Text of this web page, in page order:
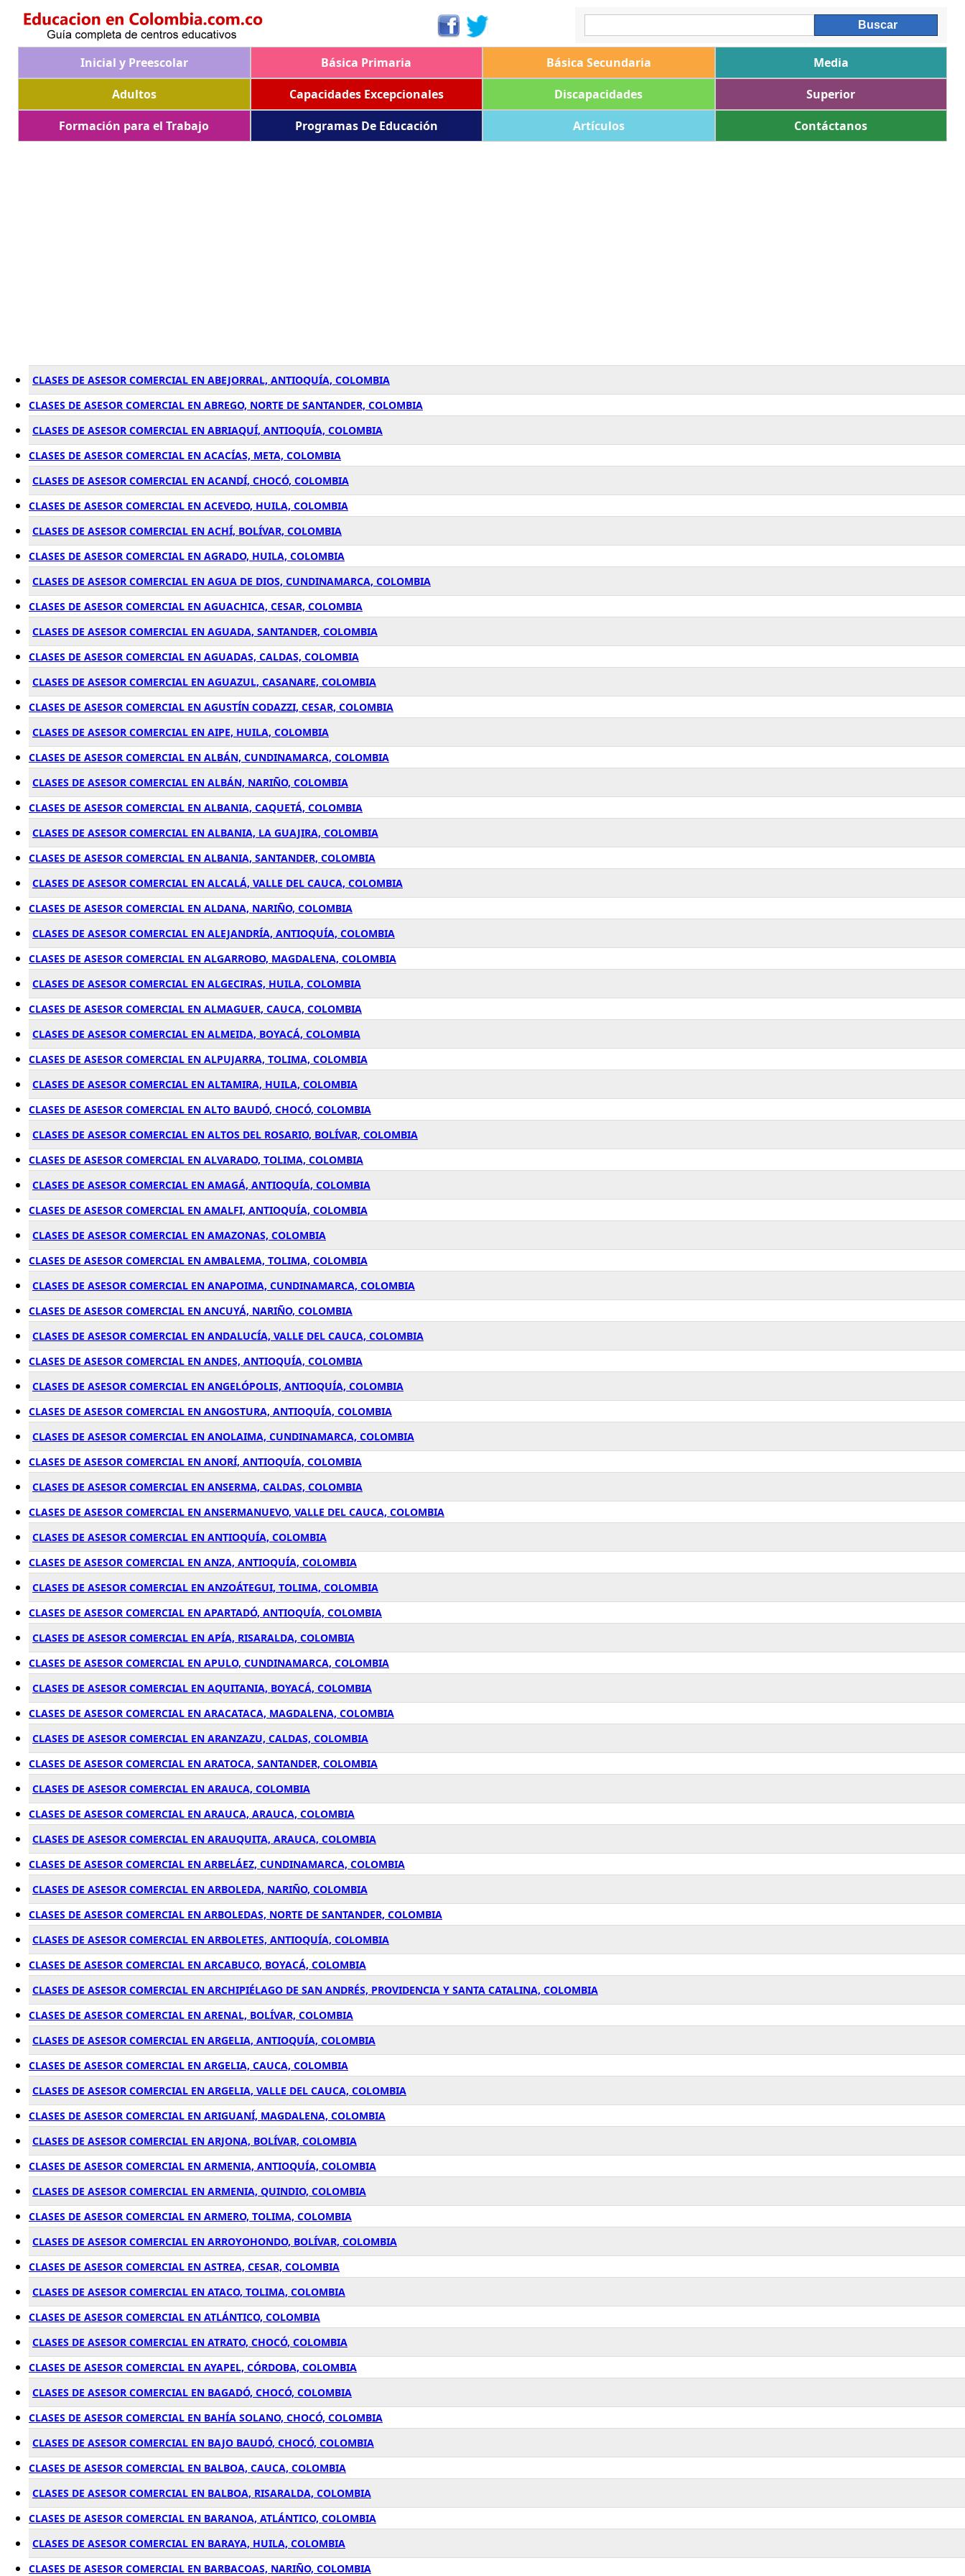
Inicial y Preescolar Básica Primaria Básica Secundaria
Media
Adultos
Capacidades Excepcionales Discapacidades
Superior
Formación para el Trabajo
Programas De Educación Artículos Contáctanos
CLASES DE ASESOR COMERCIAL EN ABEJORRAL, ANTIOQUÍA, COLOMBIA
CLASES DE ASESOR COMERCIAL EN ABREGO, NORTE DE SANTANDER, COLOMBIA
CLASES DE ASESOR COMERCIAL EN ABRIAQUÍ, ANTIOQUÍA, COLOMBIA
CLASES DE ASESOR COMERCIAL EN ACACÍAS, META, COLOMBIA
CLASES DE ASESOR COMERCIAL EN ACANDÍ, CHOCÓ, COLOMBIA
CLASES DE ASESOR COMERCIAL EN ACEVEDO, HUILA, COLOMBIA
CLASES DE ASESOR COMERCIAL EN ACHÍ, BOLÍVAR, COLOMBIA
CLASES DE ASESOR COMERCIAL EN AGRADO, HUILA, COLOMBIA
CLASES DE ASESOR COMERCIAL EN AGUA DE DIOS, CUNDINAMARCA, COLOMBIA
CLASES DE ASESOR COMERCIAL EN AGUACHICA, CESAR, COLOMBIA
CLASES DE ASESOR COMERCIAL EN AGUADA, SANTANDER, COLOMBIA
CLASES DE ASESOR COMERCIAL EN AGUADAS, CALDAS, COLOMBIA
CLASES DE ASESOR COMERCIAL EN AGUAZUL, CASANARE, COLOMBIA
CLASES DE ASESOR COMERCIAL EN AGUSTÍN CODAZZI, CESAR, COLOMBIA
CLASES DE ASESOR COMERCIAL EN AIPE, HUILA, COLOMBIA
CLASES DE ASESOR COMERCIAL EN ALBÁN, CUNDINAMARCA, COLOMBIA
CLASES DE ASESOR COMERCIAL EN ALBÁN, NARIÑO, COLOMBIA
CLASES DE ASESOR COMERCIAL EN ALBANIA, CAQUETÁ, COLOMBIA
CLASES DE ASESOR COMERCIAL EN ALBANIA, LA GUAJIRA, COLOMBIA
CLASES DE ASESOR COMERCIAL EN ALBANIA, SANTANDER, COLOMBIA
CLASES DE ASESOR COMERCIAL EN ALCALÁ, VALLE DEL CAUCA, COLOMBIA
CLASES DE ASESOR COMERCIAL EN ALDANA, NARIÑO, COLOMBIA
CLASES DE ASESOR COMERCIAL EN ALEJANDRÍA, ANTIOQUÍA, COLOMBIA
CLASES DE ASESOR COMERCIAL EN ALGARROBO, MAGDALENA, COLOMBIA
CLASES DE ASESOR COMERCIAL EN ALGECIRAS, HUILA, COLOMBIA
CLASES DE ASESOR COMERCIAL EN ALMAGUER, CAUCA, COLOMBIA
CLASES DE ASESOR COMERCIAL EN ALMEIDA, BOYACÁ, COLOMBIA
CLASES DE ASESOR COMERCIAL EN ALPUJARRA, TOLIMA, COLOMBIA
CLASES DE ASESOR COMERCIAL EN ALTAMIRA, HUILA, COLOMBIA
CLASES DE ASESOR COMERCIAL EN ALTO BAUDÓ, CHOCÓ, COLOMBIA
CLASES DE ASESOR COMERCIAL EN ALTOS DEL ROSARIO, BOLÍVAR, COLOMBIA
CLASES DE ASESOR COMERCIAL EN ALVARADO, TOLIMA, COLOMBIA
CLASES DE ASESOR COMERCIAL EN AMAGÁ, ANTIOQUÍA, COLOMBIA
CLASES DE ASESOR COMERCIAL EN AMALFI, ANTIOQUÍA, COLOMBIA
CLASES DE ASESOR COMERCIAL EN AMAZONAS, COLOMBIA
CLASES DE ASESOR COMERCIAL EN AMBALEMA, TOLIMA, COLOMBIA
CLASES DE ASESOR COMERCIAL EN ANAPOIMA, CUNDINAMARCA, COLOMBIA
CLASES DE ASESOR COMERCIAL EN ANCUYÁ, NARIÑO, COLOMBIA
CLASES DE ASESOR COMERCIAL EN ANDALUCÍA, VALLE DEL CAUCA, COLOMBIA
CLASES DE ASESOR COMERCIAL EN ANDES, ANTIOQUÍA, COLOMBIA
CLASES DE ASESOR COMERCIAL EN ANGELÓPOLIS, ANTIOQUÍA, COLOMBIA
CLASES DE ASESOR COMERCIAL EN ANGOSTURA, ANTIOQUÍA, COLOMBIA
CLASES DE ASESOR COMERCIAL EN ANOLAIMA, CUNDINAMARCA, COLOMBIA
CLASES DE ASESOR COMERCIAL EN ANORÍ, ANTIOQUÍA, COLOMBIA
CLASES DE ASESOR COMERCIAL EN ANSERMA, CALDAS, COLOMBIA
CLASES DE ASESOR COMERCIAL EN ANSERMANUEVO, VALLE DEL CAUCA, COLOMBIA
CLASES DE ASESOR COMERCIAL EN ANTIOQUÍA, COLOMBIA
CLASES DE ASESOR COMERCIAL EN ANZA, ANTIOQUÍA, COLOMBIA
CLASES DE ASESOR COMERCIAL EN ANZOÁTEGUI, TOLIMA, COLOMBIA
CLASES DE ASESOR COMERCIAL EN APARTADÓ, ANTIOQUÍA, COLOMBIA
CLASES DE ASESOR COMERCIAL EN APÍA, RISARALDA, COLOMBIA
CLASES DE ASESOR COMERCIAL EN APULO, CUNDINAMARCA, COLOMBIA
CLASES DE ASESOR COMERCIAL EN AQUITANIA, BOYACÁ, COLOMBIA
CLASES DE ASESOR COMERCIAL EN ARACATACA, MAGDALENA, COLOMBIA
CLASES DE ASESOR COMERCIAL EN ARANZAZU, CALDAS, COLOMBIA
CLASES DE ASESOR COMERCIAL EN ARATOCA, SANTANDER, COLOMBIA
CLASES DE ASESOR COMERCIAL EN ARAUCA, COLOMBIA
CLASES DE ASESOR COMERCIAL EN ARAUCA, ARAUCA, COLOMBIA
CLASES DE ASESOR COMERCIAL EN ARAUQUITA, ARAUCA, COLOMBIA
CLASES DE ASESOR COMERCIAL EN ARBELÁEZ, CUNDINAMARCA, COLOMBIA
CLASES DE ASESOR COMERCIAL EN ARBOLEDA, NARIÑO, COLOMBIA
CLASES DE ASESOR COMERCIAL EN ARBOLEDAS, NORTE DE SANTANDER, COLOMBIA
CLASES DE ASESOR COMERCIAL EN ARBOLETES, ANTIOQUÍA, COLOMBIA
CLASES DE ASESOR COMERCIAL EN ARCABUCO, BOYACÁ, COLOMBIA
CLASES DE ASESOR COMERCIAL EN ARCHIPIÉLAGO DE SAN ANDRÉS, PROVIDENCIA Y SANTA CATALINA, COLOMBIA
CLASES DE ASESOR COMERCIAL EN ARENAL, BOLÍVAR, COLOMBIA
CLASES DE ASESOR COMERCIAL EN ARGELIA, ANTIOQUÍA, COLOMBIA
CLASES DE ASESOR COMERCIAL EN ARGELIA, CAUCA, COLOMBIA
CLASES DE ASESOR COMERCIAL EN ARGELIA, VALLE DEL CAUCA, COLOMBIA
CLASES DE ASESOR COMERCIAL EN ARIGUANÍ, MAGDALENA, COLOMBIA
CLASES DE ASESOR COMERCIAL EN ARJONA, BOLÍVAR, COLOMBIA
CLASES DE ASESOR COMERCIAL EN ARMENIA, ANTIOQUÍA, COLOMBIA
CLASES DE ASESOR COMERCIAL EN ARMENIA, QUINDIO, COLOMBIA
CLASES DE ASESOR COMERCIAL EN ARMERO, TOLIMA, COLOMBIA
CLASES DE ASESOR COMERCIAL EN ARROYOHONDO, BOLÍVAR, COLOMBIA
CLASES DE ASESOR COMERCIAL EN ASTREA, CESAR, COLOMBIA
CLASES DE ASESOR COMERCIAL EN ATACO, TOLIMA, COLOMBIA
CLASES DE ASESOR COMERCIAL EN ATLÁNTICO, COLOMBIA
CLASES DE ASESOR COMERCIAL EN ATRATO, CHOCÓ, COLOMBIA
CLASES DE ASESOR COMERCIAL EN AYAPEL, CÓRDOBA, COLOMBIA
CLASES DE ASESOR COMERCIAL EN BAGADÓ, CHOCÓ, COLOMBIA
CLASES DE ASESOR COMERCIAL EN BAHÍA SOLANO, CHOCÓ, COLOMBIA
CLASES DE ASESOR COMERCIAL EN BAJO BAUDÓ, CHOCÓ, COLOMBIA
CLASES DE ASESOR COMERCIAL EN BALBOA, CAUCA, COLOMBIA
CLASES DE ASESOR COMERCIAL EN BALBOA, RISARALDA, COLOMBIA
CLASES DE ASESOR COMERCIAL EN BARANOA, ATLÁNTICO, COLOMBIA
CLASES DE ASESOR COMERCIAL EN BARAYA, HUILA, COLOMBIA
CLASES DE ASESOR COMERCIAL EN BARBACOAS, NARIÑO, COLOMBIA